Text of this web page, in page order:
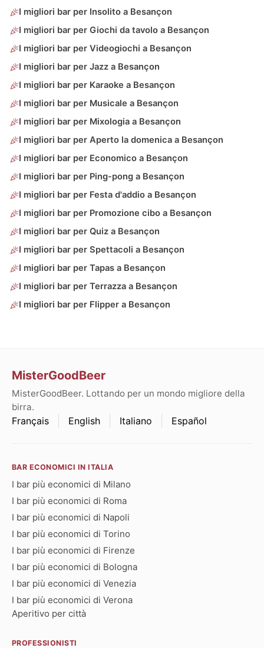
I migliori bar per Insolito a Besançon
I migliori bar per Giochi da tavolo a Besançon
I migliori bar per Videogiochi a Besançon
I migliori bar per Jazz a Besançon
I migliori bar per Karaoke a Besançon
I migliori bar per Musicale a Besançon
I migliori bar per Mixologia a Besançon
I migliori bar per Aperto la domenica a Besançon
I migliori bar per Economico a Besançon
I migliori bar per Ping-pong a Besançon
I migliori bar per Festa d'addio a Besançon
I migliori bar per Promozione cibo a Besançon
I migliori bar per Quiz a Besançon
I migliori bar per Spettacoli a Besançon
I migliori bar per Tapas a Besançon
I migliori bar per Terrazza a Besançon
I migliori bar per Flipper a Besançon
MisterGoodBeer
MisterGoodBeer. Lottando per un mondo migliore della
birra.
Français English Italiano Español
BAR ECONOMICI IN ITALIA
I bar più economici di Milano
I bar più economici di Roma
I bar più economici di Napoli
I bar più economici di Torino
I bar più economici di Firenze
I bar più economici di Bologna
I bar più economici di Venezia
I bar più economici di Verona
Aperitivo per città
PROFESSIONISTI